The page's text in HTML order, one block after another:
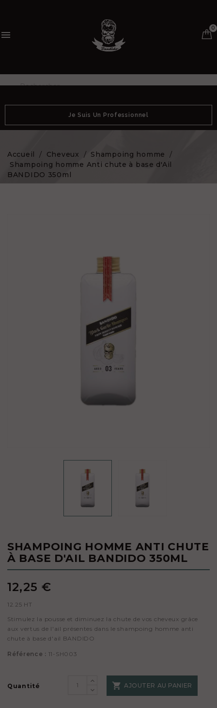

0
Je Suis Un Professionnel
Accueil Cheveux
Shampoing homme
Shampoing homme Anti chute à base d'Ail
BANDIDO 350ml
SHAMPOING HOMME ANTI CHUTE
À BASE D'AIL BANDIDO 350ML
12,25 €
12.25 HT
Stimulez la pousse et diminuez la chute de vos cheveux grâce
aux vertus de l'ail présentes dans le shampoing homme anti
chute à base d'ail BANDIDO
Référence : 11-SH003
Quantité  AJOUTER AU PANIER